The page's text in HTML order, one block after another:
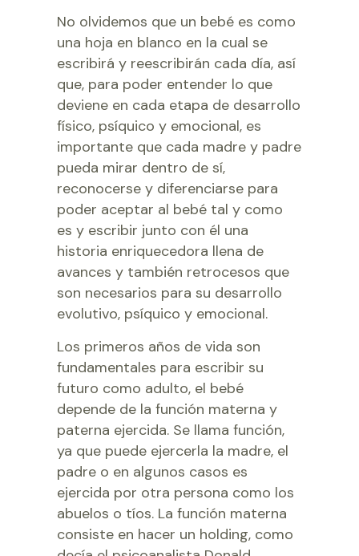
No olvidemos que un bebé es como
una hoja en blanco en la cual se
escribirá y reescribirán cada día, así
que, para poder entender lo que
deviene en cada etapa de desarrollo
físico, psíquico y emocional, es
importante que cada madre y padre
pueda mirar dentro de sí,
reconocerse y diferenciarse para
poder aceptar al bebé tal y como
es y escribir junto con él una
historia enriquecedora llena de
avances y también retrocesos que
son necesarios para su desarrollo
evolutivo, psíquico y emocional.
Los primeros años de vida son
fundamentales para escribir su
futuro como adulto, el bebé
depende de la función materna y
paterna ejercida. Se llama función,
ya que puede ejercerla la madre, el
padre o en algunos casos es
ejercida por otra persona como los
abuelos o tíos. La función materna
consiste en hacer un holding, como